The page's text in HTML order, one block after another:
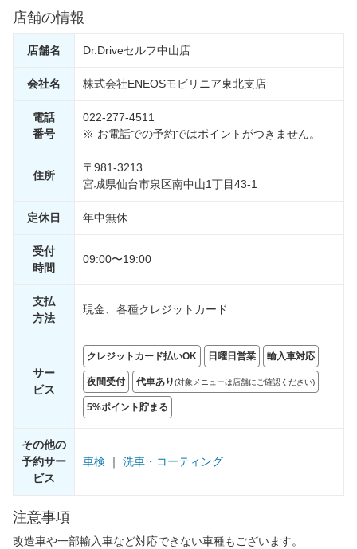
店舗の情報
店舗名 Dr.Driveセルフ中山店
会社名 株式会社ENEOSモビリニア東北支店
電話
番号
022-277-4511
※ お電話での予約ではポイントがつきません。
住所
〒981-3213
宮城県仙台市泉区南中山1丁目43-1
定休日 年中無休
受付
時間
09:00〜19:00
支払
方法
現金、各種クレジットカード
サー
ビス
クレジットカード払いOK 日曜日営業 輸入車対応
夜間受付 代車あり(対象メニューは店舗にご確認ください)
5%ポイント貯まる
その他の
予約サー
ビス
車検 ｜ 洗車・コーティング
注意事項
改造車や一部輸入車など対応できない車種もございます。